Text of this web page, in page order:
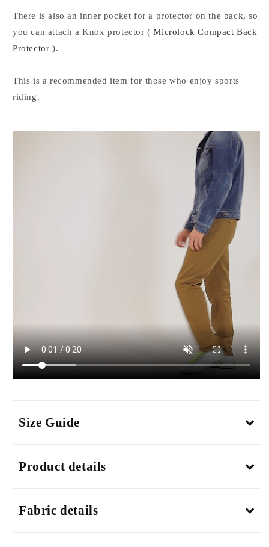
There is also an inner pocket for a protector on the back, so
you can attach a Knox protector (Microlock Compact Back
Protector ).
This is a recommended item for those who enjoy sports
riding.
Size Guide
Product details
Fabric details